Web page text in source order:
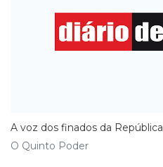
A voz dos finados da República
O Quinto Poder